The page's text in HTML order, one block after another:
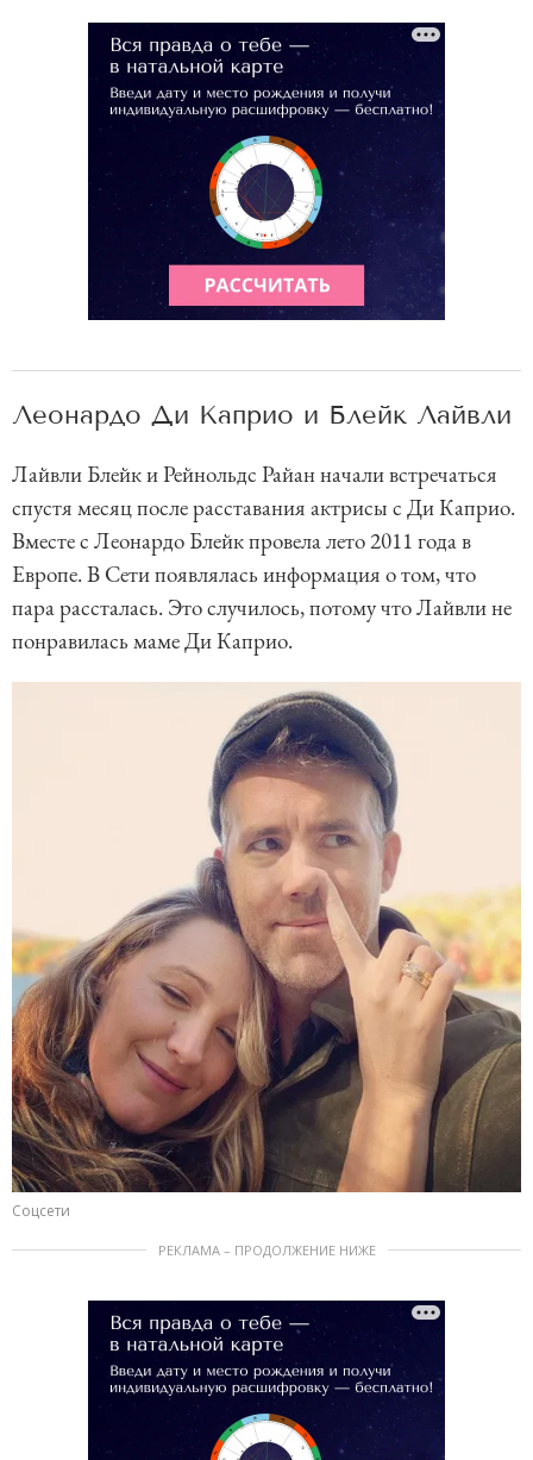
Леонардо Ди Каприо и Блейк Лайвли
Лайвли Блейк и Рейнольдс Райан начали встречаться
спустя месяц после расставания актрисы с Ди Каприо.
Вместе с Леонардо Блейк провела лето 2011 года в
Европе. В Сети появлялась информация о том, что
пара рассталась. Это случилось, потому что Лайвли не
понравилась маме Ди Каприо.
Соцсети
РЕКЛАМА – ПРОДОЛЖЕНИЕ НИЖЕ